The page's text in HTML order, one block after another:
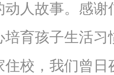
动人故事。感
培育孩子生活
校，我们曾日